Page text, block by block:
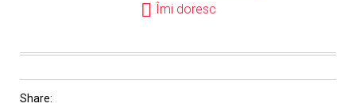
Îmi doresc
Share: